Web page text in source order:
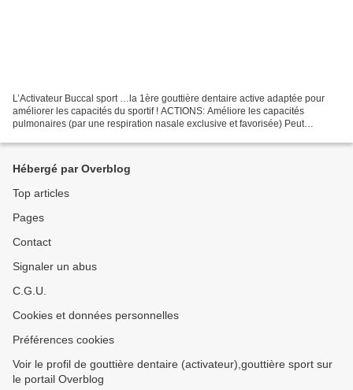
L’Activateur Buccal sport …la 1ère gouttière dentaire active adaptée pour
améliorer les capacités du sportif ! ACTIONS: Améliore les capacités
pulmonaires (par une respiration nasale exclusive et favorisée) Peut
Hébergé par Overblog
Top articles
Pages
Contact
Signaler un abus
C.G.U.
Cookies et données personnelles
Préférences cookies
Voir le profil de gouttière dentaire (activateur),gouttière sport sur
le portail Overblog